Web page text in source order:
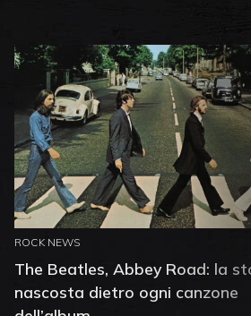
ROCK NEWS
The Beatles, Abbey Road: la
nascosta dietro ogni canzone